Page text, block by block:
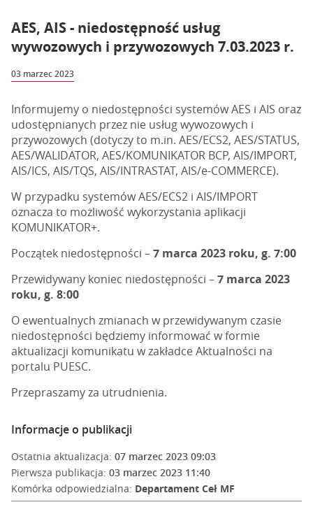
AES, AIS - niedostępność usług
wywozowych i przywozowych 7.03.2023 r.
03 marzec 2023
Informujemy o niedostępności systemów AES i AIS oraz
udostępnianych przez nie usług wywozowych i
przywozowych (dotyczy to m.in. AES/ECS2, AES/STATUS,
AES/WALIDATOR, AES/KOMUNIKATOR BCP, AIS/IMPORT,
AIS/ICS, AIS/TQS, AIS/INTRASTAT, AIS/e-COMMERCE).
W przypadku systemów AES/ECS2 i AIS/IMPORT
oznacza to możliwość wykorzystania aplikacji
KOMUNIKATOR+.
Początek niedostępności –7 marca 2023 roku, g. 7:00
Przewidywany koniec niedostępności –7 marca 2023
roku, g. 8:00
O ewentualnych zmianach w przewidywanym czasie
niedostępności będziemy informować w formie
aktualizacji komunikatu w zakładce Aktualności na
portalu PUESC.
Przepraszamy za utrudnienia.
Informacje o publikacji
Ostatnia aktualizacja: 07 marzec 2023 09:03
Pierwsza publikacja: 03 marzec 2023 11:40
Komórka odpowiedzialna: Departament Ceł MF